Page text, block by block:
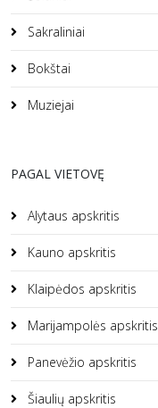
Sakraliniai
Bokštai
Muziejai
PAGAL VIETOVĘ
Alytaus apskritis
Kauno apskritis
Klaipėdos apskritis
Marijampolės apskritis
Panevėžio apskritis
Šiaulių apskritis